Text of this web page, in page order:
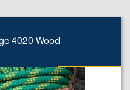
4020 Wood